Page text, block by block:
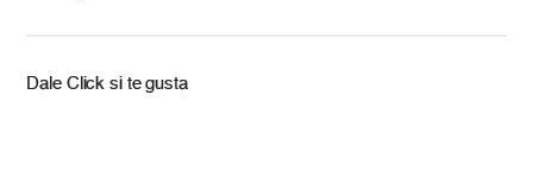
Dale Click si te gusta